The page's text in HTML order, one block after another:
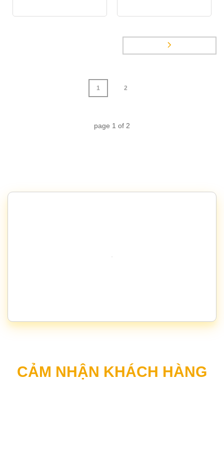
1 2
page 1 of 2
CẢM NHẬN KHÁCH HÀNG